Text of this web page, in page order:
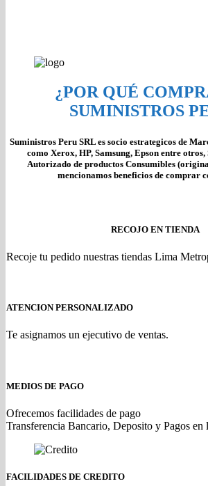
¿POR QUÉ
SUMINISTROS
Suministros Peru SRL es socio estrategicos de
como Xerox, HP, Samsung, Epson entre
Autorizado de productos Consumibles
mencionamos beneficios de comprar
RECOJO EN TIENDA
Recoje tu pedido nuestras tiendas Lima
ATENCION PERSONALIZADO
Te asignamos un ejecutivo de ventas.
MEDIOS DE PAGO
Ofrecemos facilidades de pago
Transferencia Bancario, Deposito y Pagos en
FACILIDADES DE CREDITO